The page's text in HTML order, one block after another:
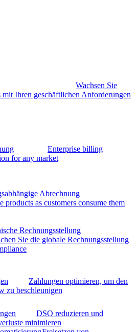
Wachsen Sie
mit Ihren geschäftlichen Anforderungen
Enterprise billing
for any market
Abrechnung
products as customers consume them
Rechnungsstellung
Sie die globale Rechnungsstellung
Zahlungen optimieren, um den
zu beschleunigen
DSO reduzieren und
minimieren